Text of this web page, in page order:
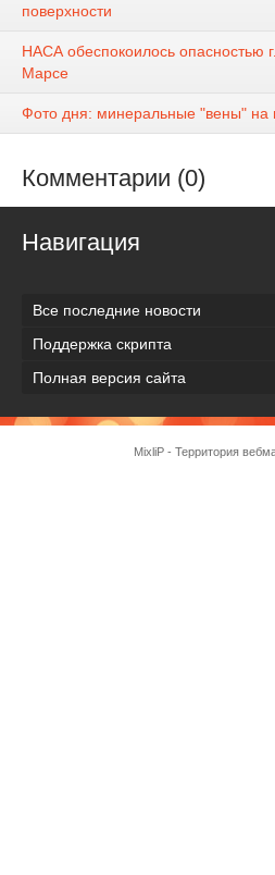
поверхности
НАСА обеспокоилось опасностью
Марсе
Фото дня: минеральные "вены" на
Комментарии (0)
Навигация
Все последние новости
Поддержка скрипта
Полная версия сайта
MixliP - Территория